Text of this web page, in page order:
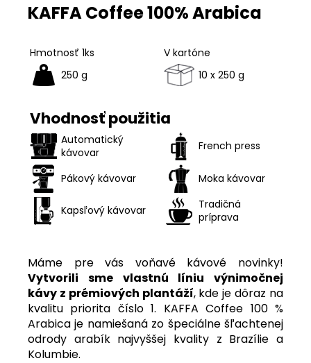
KAFFA Coffee 100% Arabica
Hmotnosť 1ks
V kartóne
250 g
10 x 250 g
Vhodnosť použitia
Automatický
kávovar
French press
Pákový kávovar Moka kávovar
Kapsľový kávovar
Tradičná
príprava
Máme pre vás voňavé kávové novinky!
Vytvorili sme vlastnú líniu výnimočnej
kávy z prémiových plantáží, kde je dôraz na
kvalitu priorita číslo 1. KAFFA Coffee 100 %
Arabica je namiešaná zo špeciálne šľachtenej
odrody arabík najvyššej kvality z Brazílie a
Kolumbie.